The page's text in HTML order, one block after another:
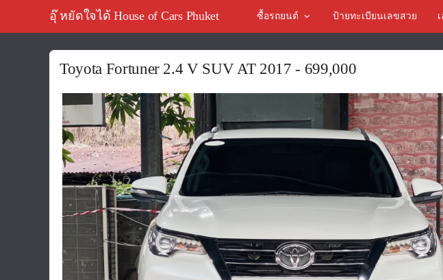
อุ๊ หยัดใจได้ House of Cars Phuket ซื้อรถยนต์ ป้ายทะเบียนเลขสวย
Toyota Fortuner 2.4 V SUV AT 2017 - 699,000